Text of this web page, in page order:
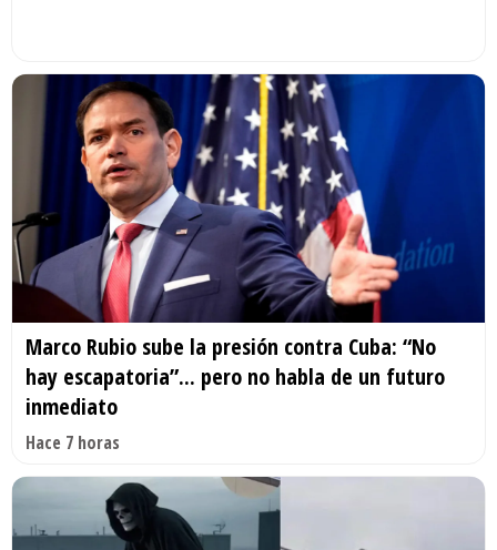
Marco Rubio sube la presión contra Cuba: “No
hay escapatoria”... pero no habla de un futuro
inmediato
Hace 7 horas